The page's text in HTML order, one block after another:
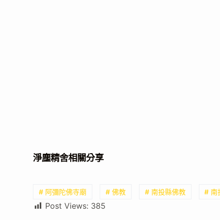
淨塵精舍相關分享
# 阿彌陀佛寺廟 # 佛教 # 南投縣佛教 # 南
Post Views: 385